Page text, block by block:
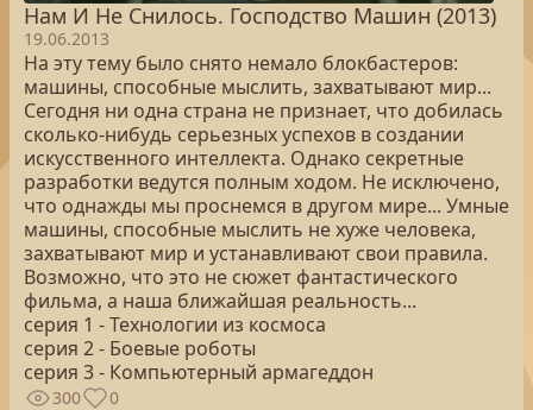
Нам И Не Снилось. Господство Машин (2013)
19.06.2013
На эту тему было снято немало блокбастеров:
машины, способные мыслить, захватывают мир...
Сегодня ни одна страна не признает, что добилась
сколько-нибудь серьезных успехов в создании
искусственного интеллекта. Однако секретные
разработки ведутся полным ходом. Не исключено,
что однажды мы проснемся в другом мире... Умные
машины, способные мыслить не хуже человека,
захватывают мир и устанавливают свои правила.
Возможно, что это не сюжет фантастического
фильма, а наша ближайшая реальность...
серия 1 - Технологии из космоса
серия 2 - Боевые роботы
серия 3 - Компьютерный армагеддон
300 0